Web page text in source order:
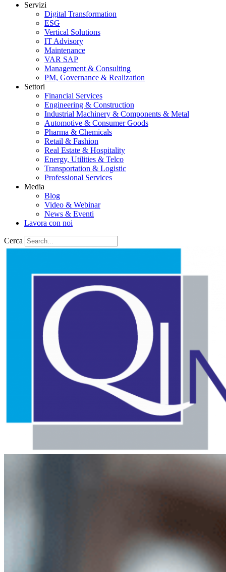
Servizi
Digital Transformation
ESG
Vertical Solutions
IT Advisory
Maintenance
VAR SAP
Management & Consulting
PM, Governance & Realization
Settori
Financial Services
Engineering & Construction
Industrial Machinery & Components & Metal
Automotive & Consumer Goods
Pharma & Chemicals
Retail & Fashion
Real Estate & Hospitality
Energy, Utilities & Telco
Transportation & Logistic
Professional Services
Media
Blog
Video & Webinar
News & Eventi
Lavora con noi
Cerca